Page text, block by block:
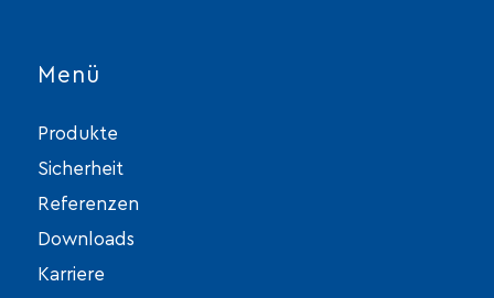
Menü
Produkte
Sicherheit
Referenzen
Downloads
Karriere